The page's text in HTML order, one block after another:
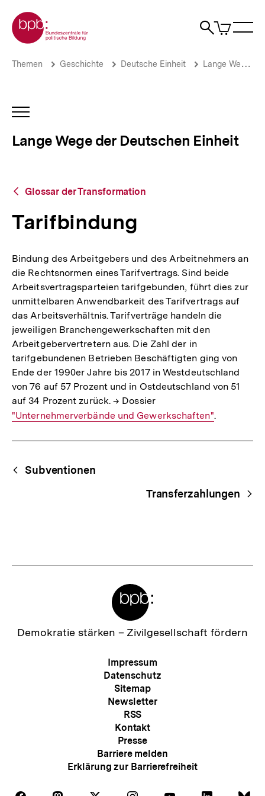
zum
Seiteninhalt
springen
Zur Startseite der bpb
Suche
Artikel
im
Tarifbindung
der
Deutschen
Brotkrümelnavigation
Pfadnavigation
Themen Geschichte Deutsche Einheit Lange Wege der Deutschen Einheit
INHALTSNAVIGATION
Lange Wege der Deutschen Einheit
Zurück
Übersicht
Glossar der Transformation
Tarifbindung
Bindung des Arbeitgebers und des Arbeitnehmers an
die Rechtsnormen eines Tarifvertrags. Sind beide
Arbeitsvertragsparteien tarifgebunden, führt dies zur
unmittelbaren Anwendbarkeit des Tarifvertrags auf
das Arbeitsverhältnis. Tarifverträge handeln die
jeweiligen Branchengewerkschaften mit den
Arbeitgebervertretern aus. Die Zahl der in
tarifgebundenen Betrieben Beschäftigten ging von
Ende der 1990er Jahre bis 2017 in Westdeutschland
von 76 auf 57 Prozent und in Ostdeutschland von 51
auf 34 Prozent zurück. → Dossier
Interner
"Unternehmerverbände und Gewerkschaften".
Begriffsnavigation
Content-
Navigation
Subventionen
Transferzahlungen
Zur
Demokratie stärken – Zivilgesellschaft fördern
Meta-
Navigation
Impressum
Datenschutz
Sitemap
Newsletter
RSS
Kontakt
Presse
Barriere melden
Erklärung zur Barrierefreiheit